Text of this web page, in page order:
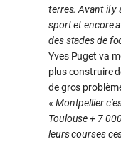
terres. Avant il y
sport et encore
des stades de
Yves Puget va
plus construire
de gros
« Montpellier
Toulouse + 7
leurs courses